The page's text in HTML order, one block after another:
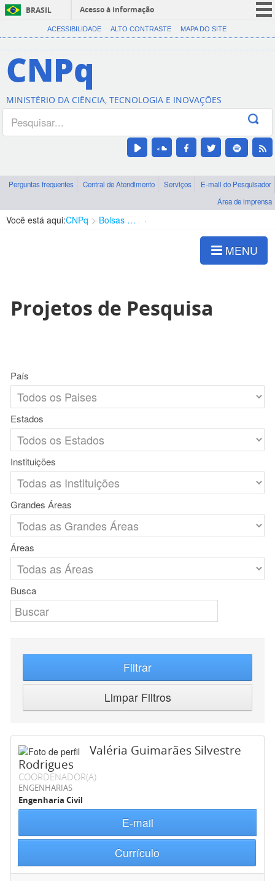
BRASIL
Acesso à informação
CORONAVÍRUS (COVID-19)
Canais
ACESSIBILIDADE ALTO CONTRASTE MAPA DO SITE
CNPq
MINISTÉRIO DA CIÊNCIA, TECNOLOGIA E INOVAÇÕES
Perguntas frequentes Central de Atendimento Serviços
E-mail do Pesquisador
Área de imprensa
Você está aqui:CNPq Bolsas e Auxílios Vigentes
MENU
Projetos de Pesquisa
País
Estados
Instituições
Grandes Áreas
Áreas
Busca
Filtrar
Limpar Filtros
Valéria Guimarães Silvestre
Rodrigues
COORDENADOR(A)
ENGENHARIAS
Engenharia Civil
E-mail
Currículo